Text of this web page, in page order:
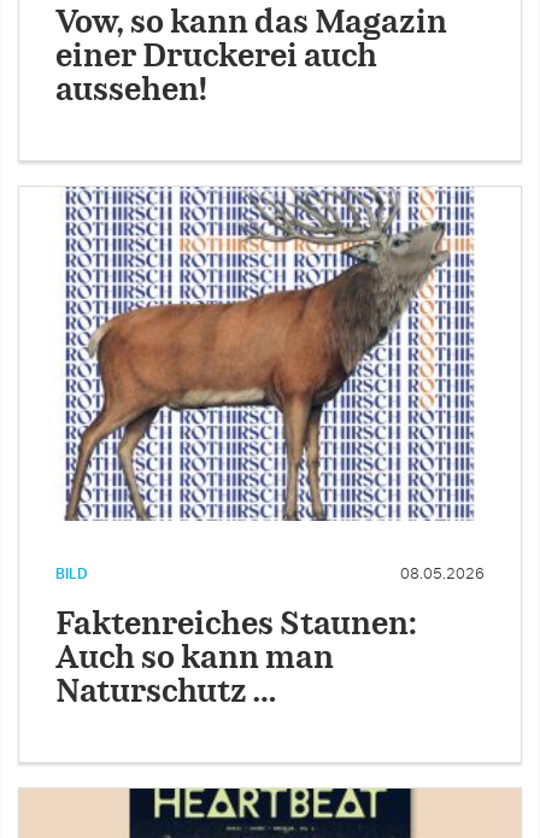
Vow, so kann das Magazin
einer Druckerei auch
aussehen!
BILD 08.05.2026
Faktenreiches Staunen:
Auch so kann man
Naturschutz …